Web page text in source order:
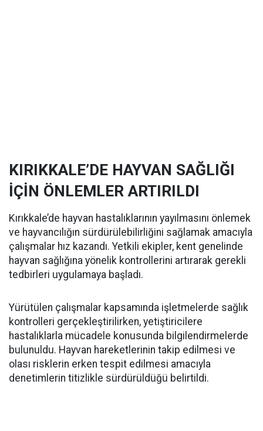
KIRIKKALE’DE HAYVAN SAĞLIĞI
İÇİN ÖNLEMLER ARTIRILDI
Kırıkkale’de hayvan hastalıklarının yayılmasını önlemek
ve hayvancılığın sürdürülebilirliğini sağlamak amacıyla
çalışmalar hız kazandı. Yetkili ekipler, kent genelinde
hayvan sağlığına yönelik kontrollerini artırarak gerekli
tedbirleri uygulamaya başladı.
Yürütülen çalışmalar kapsamında işletmelerde sağlık
kontrolleri gerçekleştirilirken, yetiştiricilere
hastalıklarla mücadele konusunda bilgilendirmelerde
bulunuldu. Hayvan hareketlerinin takip edilmesi ve
olası risklerin erken tespit edilmesi amacıyla
denetimlerin titizlikle sürdürüldüğü belirtildi.